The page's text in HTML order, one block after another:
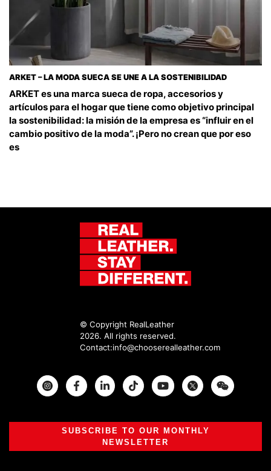
ARKET – LA MODA SUECA SE UNE A LA SOSTENIBILIDAD
ARKET es una marca sueca de ropa, accesorios y
artículos para el hogar que tiene como objetivo principal
la sostenibilidad: la misión de la empresa es “influir en el
cambio positivo de la moda”. ¡Pero no crean que por eso
es
© Copyright RealLeather
2026. All rights reserved.
Contact:info@chooserealleather.com
InstagramFacebook Twitter
SUBSCRIBE TO OUR MONTHLY
NEWSLETTER